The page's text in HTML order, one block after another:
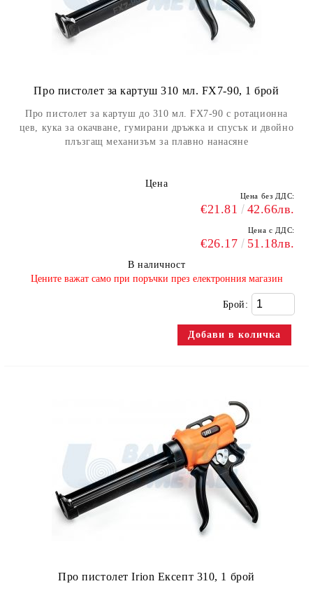
Про пистолет за картуш 310 мл. FX7-90, 1 брой
Про пистолет за картуш до 310 мл. FX7-90 с ротационна
цев, кука за окачване, гумирани дръжка и спусък и двойно
плъзгащ механизъм за плавно нанасяне
Цена
Цена без ДДС:
€21.81 42.66лв.
Цена с ДДС:
€26.17 51.18лв.
В наличност
​Цените важат само при поръчки през електронния магазин
Брой:
Про пистолет Irion Ексепт 310, 1 брой